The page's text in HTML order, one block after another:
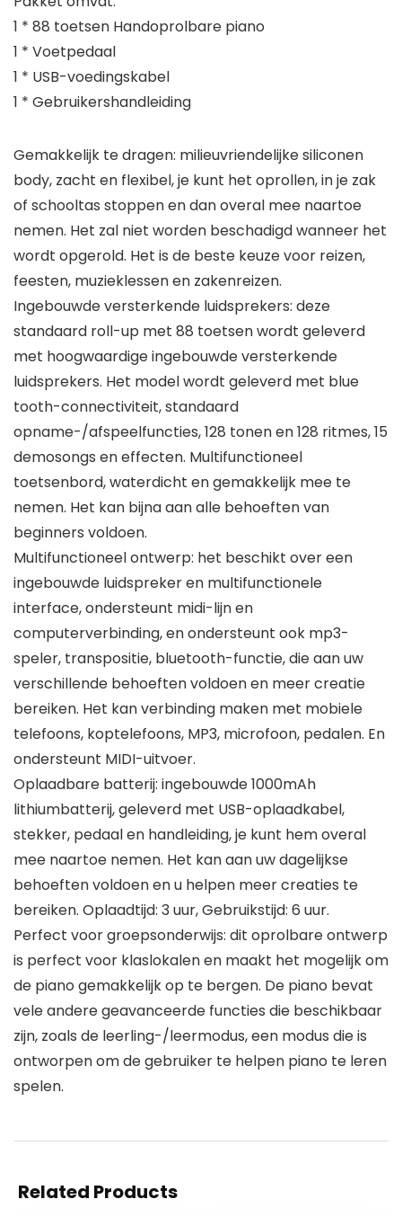
1 * 88 toetsen Handoprolbare piano
1 * Voetpedaal
1 * USB-voedingskabel
1 * Gebruikershandleiding
Gemakkelijk te dragen: milieuvriendelijke siliconen
body, zacht en flexibel, je kunt het oprollen, in je zak
of schooltas stoppen en dan overal mee naartoe
nemen. Het zal niet worden beschadigd wanneer het
wordt opgerold. Het is de beste keuze voor reizen,
feesten, muzieklessen en zakenreizen.
Ingebouwde versterkende luidsprekers: deze
standaard roll-up met 88 toetsen wordt geleverd
met hoogwaardige ingebouwde versterkende
luidsprekers. Het model wordt geleverd met blue
tooth-connectiviteit, standaard
opname-/afspeelfuncties, 128 tonen en 128 ritmes, 15
demosongs en effecten. Multifunctioneel
toetsenbord, waterdicht en gemakkelijk mee te
nemen. Het kan bijna aan alle behoeften van
beginners voldoen.
Multifunctioneel ontwerp: het beschikt over een
ingebouwde luidspreker en multifunctionele
interface, ondersteunt midi-lijn en
computerverbinding, en ondersteunt ook mp3-
speler, transpositie, bluetooth-functie, die aan uw
verschillende behoeften voldoen en meer creatie
bereiken. Het kan verbinding maken met mobiele
telefoons, koptelefoons, MP3, microfoon, pedalen. En
ondersteunt MIDI-uitvoer.
Oplaadbare batterij: ingebouwde 1000mAh
lithiumbatterij, geleverd met USB-oplaadkabel,
stekker, pedaal en handleiding, je kunt hem overal
mee naartoe nemen. Het kan aan uw dagelijkse
behoeften voldoen en u helpen meer creaties te
bereiken. Oplaadtijd: 3 uur, Gebruikstijd: 6 uur.
Perfect voor groepsonderwijs: dit oprolbare ontwerp
is perfect voor klaslokalen en maakt het mogelijk om
de piano gemakkelijk op te bergen. De piano bevat
vele andere geavanceerde functies die beschikbaar
zijn, zoals de leerling-/leermodus, een modus die is
ontworpen om de gebruiker te helpen piano te leren
spelen.
Related Products